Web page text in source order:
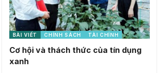
BÀI VIẾT CHÍNH SÁCH TÀI CHÍNH
Cơ hội và thách thức của tín dụng
xanh